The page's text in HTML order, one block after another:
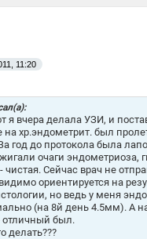
11:20
я вчера делала УЗИ, и
на хр.эндометрит. был
год до протокола была
очаги эндометриоза,
чистая. Сейчас врач не
ориентируется на
но ведь у меня
(на 8й день 4.5мм). А
отличный был.
делать???